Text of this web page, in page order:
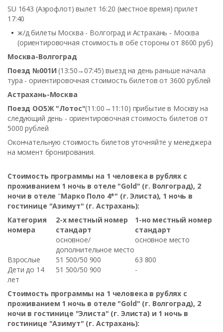
SU 1643 (Аэрофлот) вылет 16:20 (местное время) прилет
17:40
ж/д билеты Москва - Волгоград и Астрахань - Москва
(ориентировочная стоимость в обе стороны от 8600 руб)
Москва-Волгоград
Поезд №001И (13:50→07:45) выезд на день раньше начала
тура - ориентировочная стоимость билетов от 3600 рублей
Астрахань-Москва
Поезд ОО5Ж "Лотос"(11:00→11:10) прибытие в Москву на
следующий день - ориентировочная стоимость билетов от
5000 рублей
Окончательную стоимость билетов уточняйте у менеджера
на момент бронирования.
Стоимость программы на 1 человека в рублях с
проживанием 1 ночь в отеле "Gold" (г. Волгоград), 2
ночи в отеле "Марко Поло 4*" (г. Элиста), 1 ночь в
гостинице "Азимут" (г. Астрахань):
Категория
номера
2-х местный номер
стандарт
1-но местный номер
стандарт
основное/
дополнительное место
основное место
Взрослые 51 500/50 900
63 800
Дети до 14
лет
51 500/50 900 -
Стоимость программы на 1 человека в рублях с
проживанием 1 ночь в отеле "Gold" (г. Волгоград), 2
ночи в гостинице "Элиста" (г. Элиста) и 1 ночь в
гостинице "Азимут" (г. Астрахань):